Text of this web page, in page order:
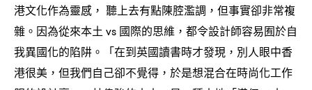
港文化作為靈感 ， 聽上去有點陳腔濫調 ， 但事實卻非常複
雜。因為從來本土 vs 國際的思維 ， 都令設計師容易囿於自
我異國化的陷阱。「在到英國讀書時才發現 ， 別人眼中香
港很美 ， 但我們自己卻不覺得 ， 於是想混合在時尚化工作